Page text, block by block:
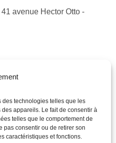
des technologies telles que les
appareils. Le fait de consentir à
telles que le comportement de
pas consentir ou de retirer son
caractéristiques et fonctions.
avenue Hector Otto -